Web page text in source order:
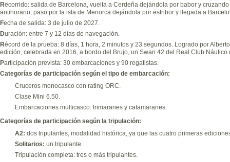
Recorrido: salida de Barcelona, vuelta a Cerdeña dejándola por babor y
antihorario, paso por la isla de Menorca dejándola por estribor y llegada a
Fecha de salida: 3 de julio de 2027.
Duración: entre 7 y 12 días de navegación.
Récord de la prueba: 8 días, 1 hora, 2 minutos y 23 segundos. Logrado por
edición, celebrada en 2016, a bordo del Brujo, un Swan 42 del Real Club Náutico
Participación prevista: 30 embarcaciones y 90 regatistas.
Categorías de participación según el tipo de embarcación:
Cruceros monocasco con rating ORC.
Clase Mini 6.50.
Embarcaciones multicasco: trimaranes y catamaranes.
Categorías de participación según la tripulación:
A2: dos tripulantes, modalidad histórica, ya que las cuatro primeras
Solitarios: un tripulante.
Tripulación completa: tres o más tripulantes.